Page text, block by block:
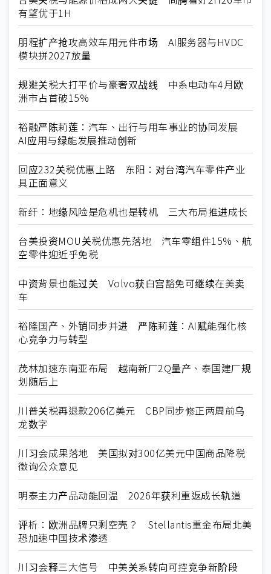
有望优于1H
朋程扩产抢攻高效车用元件市场 AI服务器与HVDC
模块拼2027放量
规避关税大打平价与豪奢双战线 中系电动车4月欧
洲市占首破15%
裕融严陈莉莲：汽车、出行与用车事业的协同发展
AI应用与绿能发展推动创新
回应232关税优惠上路 东阳：对台湾汽车零件产业
具正面意义
新纤：地缘风险是危机也是转机 三大布局推进成长
台美投资MOU关税优惠先落地 汽车零组件15%、航
空零件迎近乎免税
中资背景也能过关 Volvo获白宫豁免可继续在美卖
车
裕隆国产、外销同步并进 严陈莉莲：AI赋能强化核
心竞争力与转型
茂林加速东南亚布局 越南新厂2Q量产、泰国建厂规
划随后上
川普关税再退款206亿美元 CBP同步修正两周前乌
龙数字
川习会成果落地 美国拟对300亿美元中国商品降税
徵询公众意见
明泰主力产品动能回温 2026年获利重返成长轨道
评析：欧洲品牌只剩空壳？ Stellantis重金布局北美
恐加速中国技术渗透
川习会释三大信号 中美关系转向可控竞争新阶段